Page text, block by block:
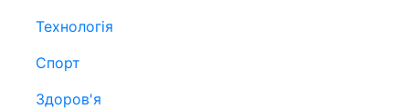
Технологія
Спорт
Здоров'я